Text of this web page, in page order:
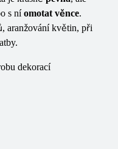
s níomotat věnce.
aranžování květin, při
dekorací